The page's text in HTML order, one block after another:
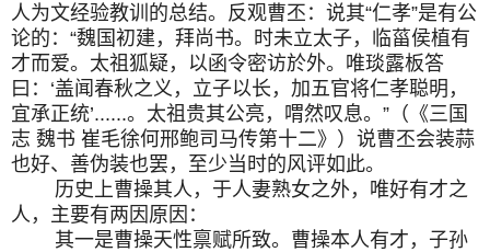
人为文经验教训的总结。反观曹丕：说其“仁孝”是有公
论的：“魏国初建，拜尚书。时未立太子，临菑侯植有
才而爱。太祖狐疑，以函令密访於外。唯琰露板答
曰：‘盖闻春秋之义，立子以长，加五官将仁孝聪明，
宜承正统’......。太祖贵其公亮，喟然叹息。”（《三国
志 魏书 崔毛徐何邢鲍司马传第十二》）说曹丕会装蒜
也好、善伪装也罢，至少当时的风评如此。
历史上曹操其人，于人妻熟女之外，唯好有才之
人，主要有两因原因：
其一是曹操天性禀赋所致。曹操本人有才，子孙